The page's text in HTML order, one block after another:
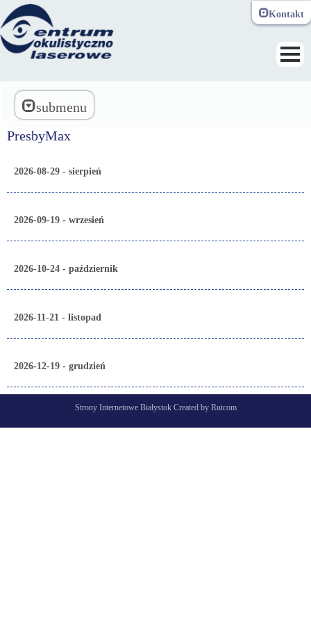
Kontakt
Toggle
submenu
PresbyMax
2026-08-29 - sierpień
2026-09-19 - wrzesień
2026-10-24 - październik
2026-11-21 - listopad
2026-12-19 - grudzień
Strony Internetowe Białystok Created by Rutcom